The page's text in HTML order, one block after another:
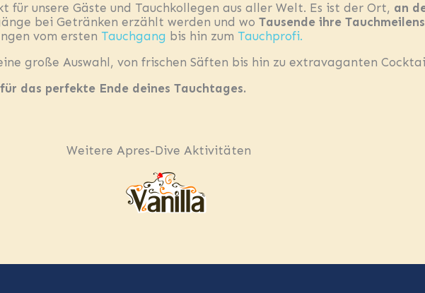
für unsere Gäste und Tauchkollegen aus aller Welt. Es ist der Ort, an
bei Getränken erzählt werden und wo Tausende ihre
vom ersten Tauchgang bis hin zum Tauchprofi.
große Auswahl, von frischen Säften bis hin zu extravaganten
das perfekte Ende deines Tauchtages.
Weitere Apres-Dive Aktivitäten